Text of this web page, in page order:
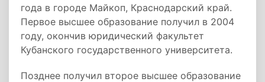
года в городе Майкоп, Краснодарский край.
Первое высшее образование получил в 2004
году, окончив юридический факультет
Кубанского государственного университета.
Позднее получил второе высшее образование